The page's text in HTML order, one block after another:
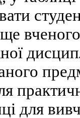
для